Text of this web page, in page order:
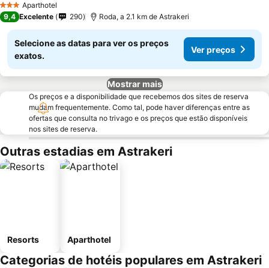
3 EstrelasAparthotel
9,4 Excelente 290 Roda, a 2.1 km de Astrakeri
Selecione as datas para ver os preços
exatos.
Ver preços
Mostrar mais
Os preços e a disponibilidade que recebemos dos sites de reserva
mudam frequentemente. Como tal, pode haver diferenças entre as
ofertas que consulta no trivago e os preços que estão disponíveis
nos sites de reserva.
Outras estadias em Astrakeri
Resorts Aparthotel
Categorias de hotéis populares em Astrakeri